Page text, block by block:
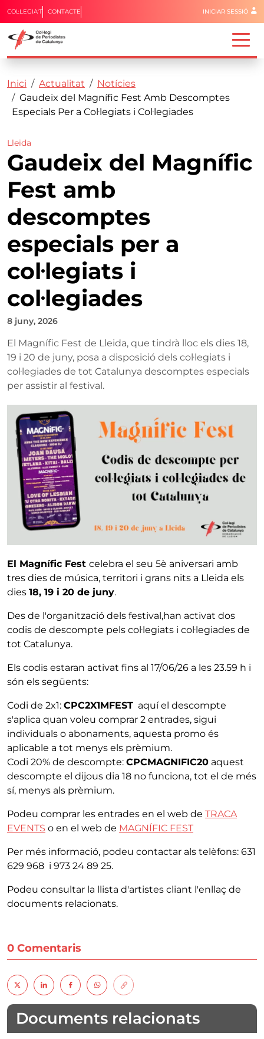
Vés al contingut
Capçalera
COL·LEGIA'T CONTACTE Menú del
INICIAR SESSIÓ
Fil d'ariadna
Inici Actualitat
Notícies
Gaudeix del Magnífic Fest Amb Descomptes
Especials Per a Col·legiats i Col·legiades
Lleida
Gaudeix del Magnífic
Fest amb
descomptes
especials per a
col·legiats i
col·legiades
8 juny, 2026
El Magnífic Fest de Lleida, que tindrà lloc els dies 18,
19 i 20 de juny, posa a disposició dels col·legiats i
col·legiades de tot Catalunya descomptes especials
per assistir al festival.
El Magnífic Fest celebra el seu 5è aniversari amb
tres dies de música, territori i grans nits a Lleida els
dies 18, 19 i 20 de juny.
Des de l'organització dels festival,han activat dos
codis de descompte pels col·legiats i col·legiades de
tot Catalunya.
Els codis estaran activat fins al 17/06/26 a les 23.59 h i
són els següents:
Codi de 2x1: CPC2X1MFEST aquí el descompte
s'aplica quan voleu comprar 2 entrades, sigui
individuals o abonaments, aquesta promo és
aplicable a tot menys els prèmium.
Codi 20% de descompte: CPCMAGNIFIC20 aquest
descompte el dijous dia 18 no funciona, tot el de més
sí, menys als prèmium.
Podeu comprar les entrades en el web de TRACA
EVENTS o en el web de MAGNÍFIC FEST
Per més informació, podeu contactar als telèfons: 631
629 968 i 973 24 89 25.
Podeu consultar la llista d'artistes cliant l'enllaç de
documents relacionats.
0 Comentaris
Documents relacionats